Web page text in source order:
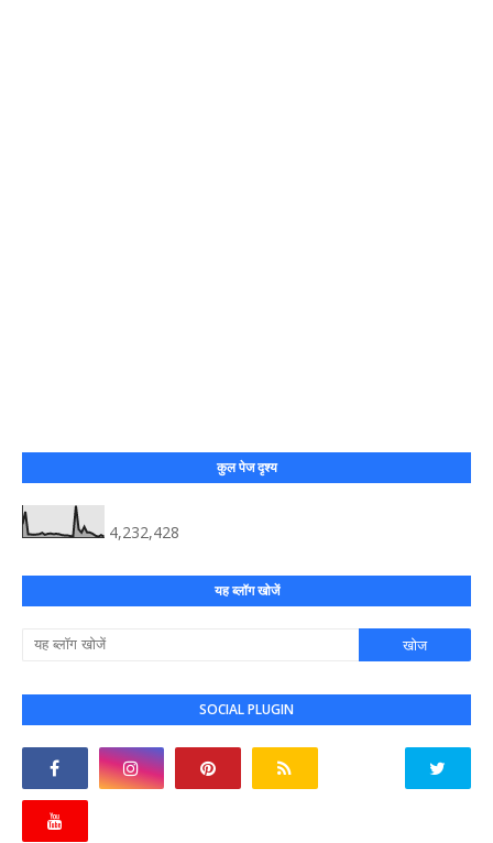
कुल पेज दृश्य
4,232,428
यह ब्लॉग खोजें
SOCIAL PLUGIN